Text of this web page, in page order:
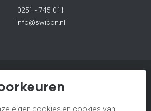
0251 - 745 011
info@swicon.nl
© SWICON B.V.
VOORWAARDEN
eigen cookies en cookies van